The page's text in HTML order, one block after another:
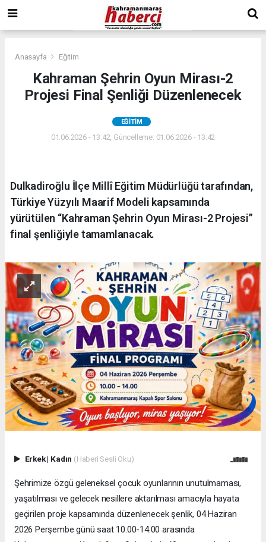
Anasayfa Eğitim
Kahraman Şehrin Oyun Mirası-2
Projesi Final Şenliği Düzenlenecek
EĞITIM
01.06.2026 - 13:42, Güncelleme: 01.06.2026 - 13:42
Dulkadiroğlu İlçe Millî Eğitim Müdürlüğü tarafından,
Türkiye Yüzyılı Maarif Modeli kapsamında
yürütülen “Kahraman Şehrin Oyun Mirası-2 Projesi”
final şenliğiyle tamamlanacak.
Erkek| Kadın (Haberi Sesli Oku)
Şehrimize özgü geleneksel çocuk oyunlarının unutulmaması,
yaşatılması ve gelecek nesillere aktarılması amacıyla hayata
geçirilen proje kapsamında düzenlenecek şenlik, 04 Haziran
2026 Perşembe günü saat 10.00-14.00 arasında